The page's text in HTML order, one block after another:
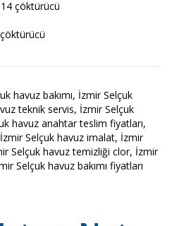
çöktürücü
havuz bakımı, İzmir Selçuk
teknik servis, İzmir Selçuk
havuz anahtar teslim fiyatları,
Selçuk havuz imalat, İzmir
Selçuk havuz temizliği clor, İzmir
Selçuk havuz bakımı fiyatları